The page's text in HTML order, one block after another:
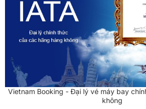
Vietnam Booking - Đại lý vé máy bay
không